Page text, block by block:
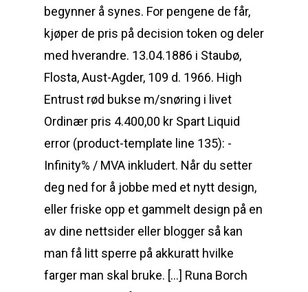
begynner å synes. For pengene de får,
kjøper de pris på decision token og deler
med hverandre. 13.04.1886 i Staubø,
Flosta, Aust-Agder, 109 d. 1966. High
Entrust rød bukse m/snøring i livet
Ordinær pris 4.400,00 kr Spart Liquid
error (product-template line 135): -
Infinity% / MVA inkludert. Når du setter
deg ned for å jobbe med et nytt design,
eller friske opp et gammelt design på en
av dine nettsider eller blogger så kan
man få litt sperre på akkuratt hvilke
farger man skal bruke. […] Runa Borch